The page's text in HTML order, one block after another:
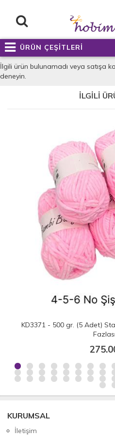
ÜRÜN ÇEŞİTLERİ
İlgili ürün bulunamadı veya satışa
deneyin.
İLGİLİ
KD3371 - 500 gr. (5 Adet)
Fazlası İp
275.00
KURUMSAL
İletişim